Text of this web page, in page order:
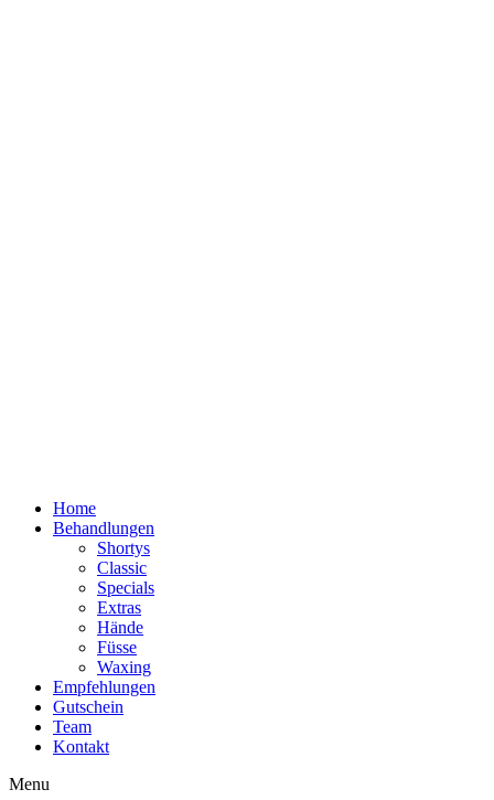
Home
Behandlungen
Shortys
Classic
Specials
Extras
Hände
Füsse
Waxing
Empfehlungen
Gutschein
Team
Kontakt
Menu